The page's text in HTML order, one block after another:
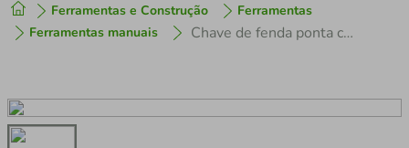
Ferramentas e Construção
Ferramentas
Ferramentas manuais
Chave de fenda ponta cruzada 8X4 Tramontina
1º tenis
3º